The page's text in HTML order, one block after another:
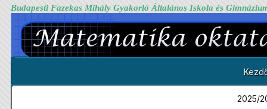
Budapesti Fazekas Mihály Gyakorló Általános Iskola és
2025/